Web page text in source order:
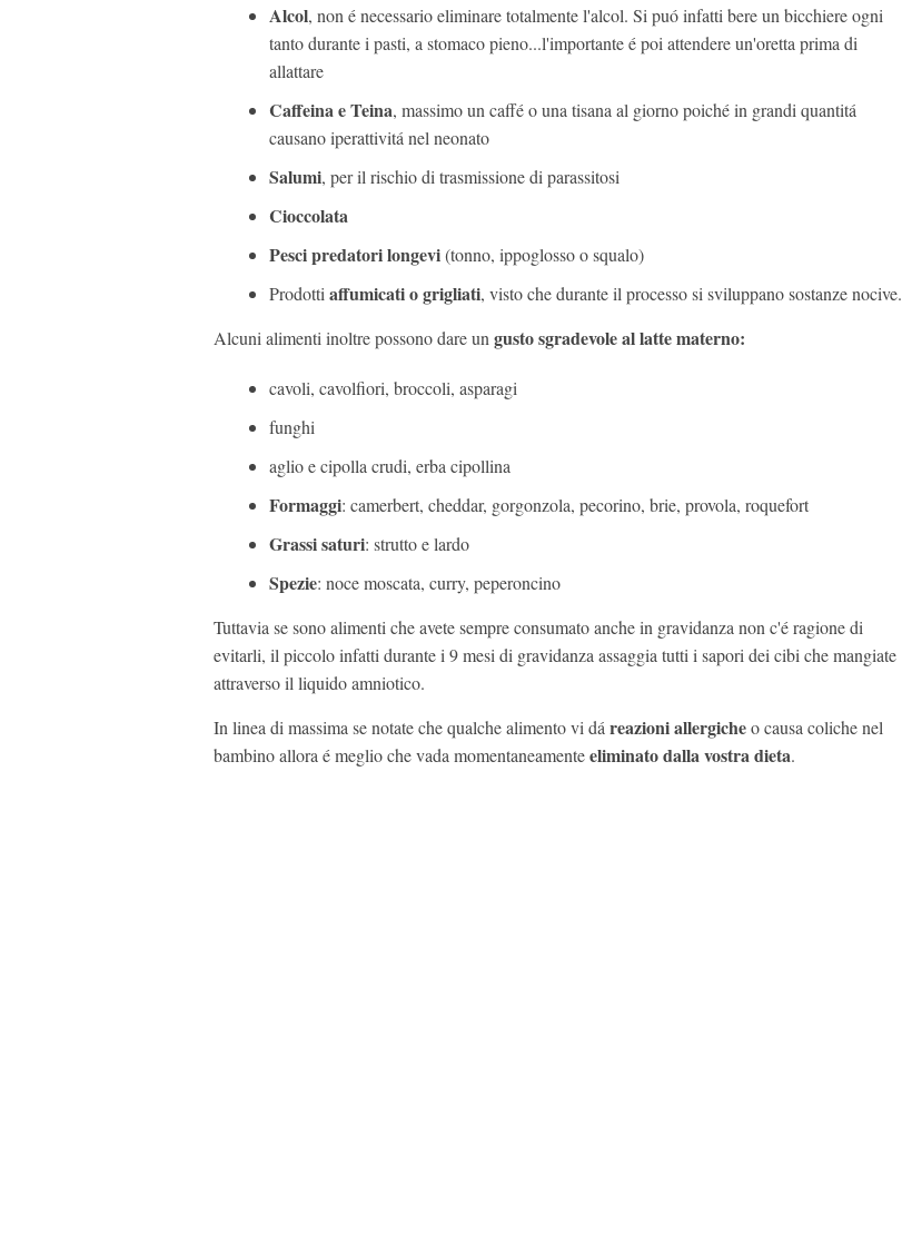
Alcol, non é necessario eliminare totalmente l'alcol. Si puó infatti bere un bicchiere ogni
tanto durante i pasti, a stomaco pieno...l'importante é poi attendere un'oretta prima di
allattare
Caffeina e Teina, massimo un caffé o una tisana al giorno poiché in grandi quantitá
causano iperattivitá nel neonato
Salumi, per il rischio di trasmissione di parassitosi
Cioccolata
Pescipredatorilongevi(tonno, ippoglosso o squalo)
Prodotti affumicati o grigliati, visto che durante il processo si sviluppano sostanze nocive.
Alcuni alimenti inoltre possono dare un gusto sgradevole al latte materno:
cavoli, cavolfiori, broccoli, asparagi
funghi
aglio e cipolla crudi, erba cipollina
Formaggi: camerbert, cheddar, gorgonzola, pecorino, brie, provola, roquefort
Grassisaturi: strutto e lardo
Spezie: noce moscata, curry, peperoncino
Tuttavia se sono alimenti che avete sempre consumato anche in gravidanza non c'é ragione di
evitarli, il piccolo infatti durante i 9 mesi di gravidanza assaggia tutti i sapori dei cibi che mangiate
attraverso il liquido amniotico.
In linea di massima se notate che qualche alimento vi dá reazioni allergicheo causa coliche nel
bambino allora é meglio che vada momentaneamenteeliminato dalla vostra dieta.